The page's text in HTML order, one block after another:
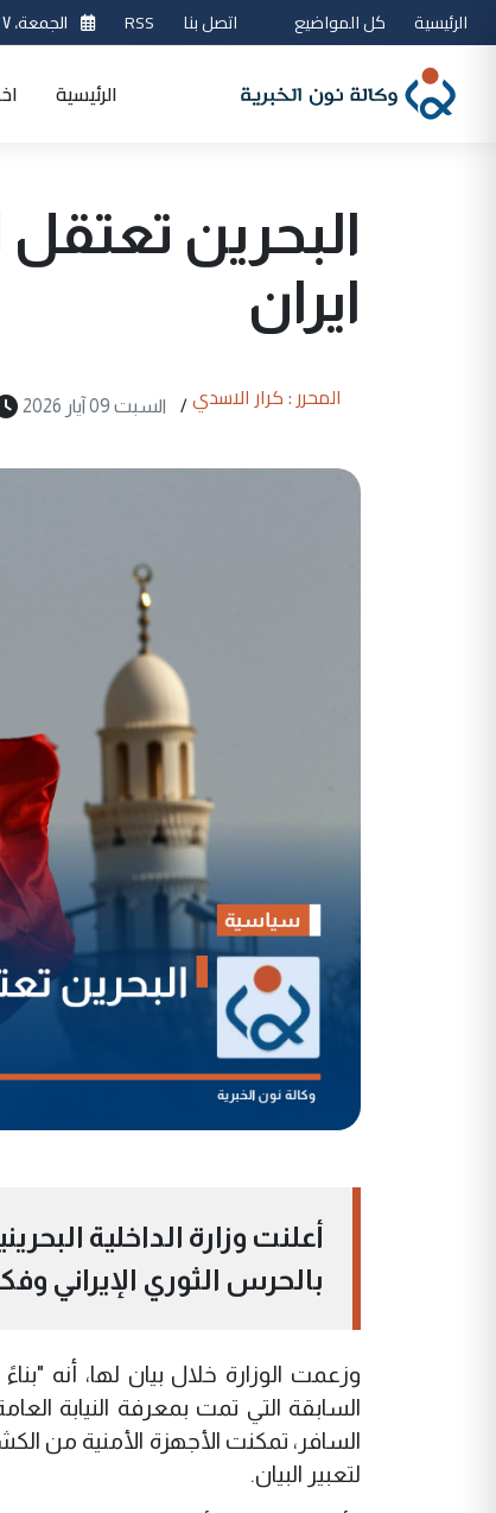
الرئيسية كل المواضيع اتصل بنا RSS الجمعة، ٧ أغسطس 2026
الرئيسية
ايران
المحرر : كرار الاسدي / السبت 09 آيار 2026
أعلنت وزارة الداخلية
بالحرس الثوري الإيراني وفكر
وزعمت الوزارة خلال بيان لها، أنه
السابقة التي تمت بمعرفة النيابة
السافر، تمكنت الأجهزة الأمنية من
لتعبير البيان.